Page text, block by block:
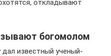
откладывают
богомолом
известный ученый-